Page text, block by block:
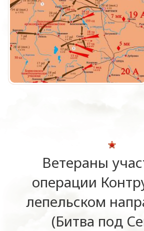
Ветераны
операции
лепельском
(Битва под